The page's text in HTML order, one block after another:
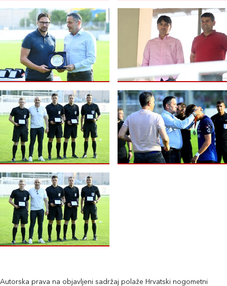
Autorska prava na objavljeni sadržaj polaže Hrvatski nogometni